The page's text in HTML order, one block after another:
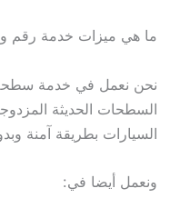
ما هي ميزات خدمة رقم
نحن نعمل في خدمة سطحة
السطحات الحديثة
السيارات بطريقة آمنة
ونعمل أيضا في: